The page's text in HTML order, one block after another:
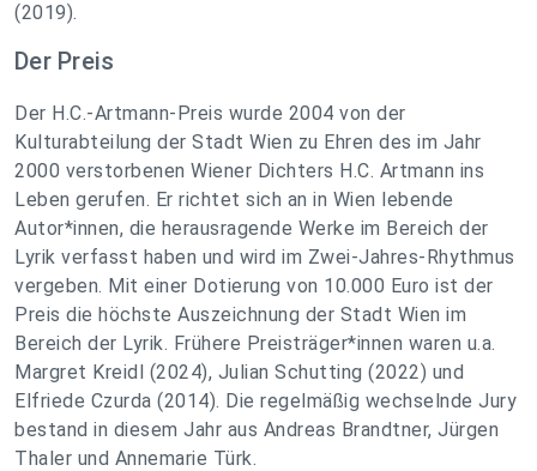
(2019).
Der Preis
Der H.C.-Artmann-Preis wurde 2004 von der
Kulturabteilung der Stadt Wien zu Ehren des im Jahr
2000 verstorbenen Wiener Dichters H.C. Artmann ins
Leben gerufen. Er richtet sich an in Wien lebende
Autor*innen, die herausragende Werke im Bereich der
Lyrik verfasst haben und wird im Zwei-Jahres-Rhythmus
vergeben. Mit einer Dotierung von 10.000 Euro ist der
Preis die höchste Auszeichnung der Stadt Wien im
Bereich der Lyrik. Frühere Preisträger*innen waren u.a.
Margret Kreidl (2024), Julian Schutting (2022) und
Elfriede Czurda (2014). Die regelmäßig wechselnde Jury
bestand in diesem Jahr aus Andreas Brandtner, Jürgen
Thaler und Annemarie Türk.